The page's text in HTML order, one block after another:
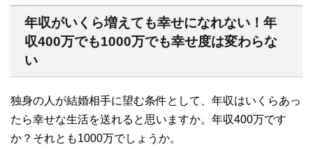
年収がいくら増えても幸せになれない！年
収400万でも1000万でも幸せ度は変わらな
い
独身の人が結婚相手に望む条件として、年収はいくらあっ
たら幸せな生活を送れると思いますか。年収400万です
か？それとも1000万でしょうか。